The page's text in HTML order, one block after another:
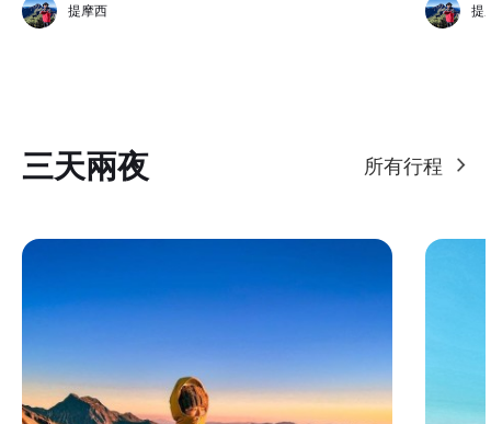
提摩西 提
三天兩夜 所有行程